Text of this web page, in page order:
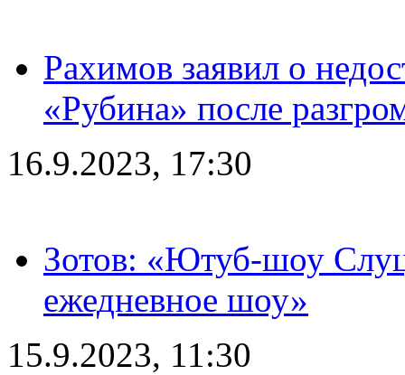
Рахимов заявил о
«Рубина» после
16.9.2023, 17:30
Зотов: «Ютуб-шоу
ежедневное шоу»
15.9.2023, 11:30